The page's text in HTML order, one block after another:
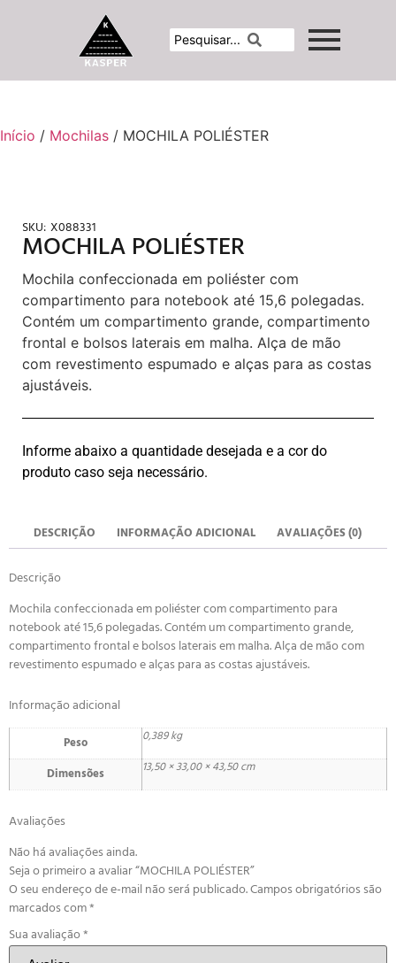
Início / Mochilas / MOCHILA POLIÉSTER
SKU: X088331
MOCHILA POLIÉSTER
Mochila confeccionada em poliéster com
compartimento para notebook até 15,6 polegadas.
Contém um compartimento grande, compartimento
frontal e bolsos laterais em malha. Alça de mão
com revestimento espumado e alças para as costas
ajustáveis.
Informe abaixo a quantidade desejada e a cor do
produto caso seja necessário.
DESCRIÇÃO INFORMAÇÃO ADICIONAL AVALIAÇÕES (0)
Descrição
Mochila confeccionada em poliéster com compartimento para
notebook até 15,6 polegadas. Contém um compartimento grande,
compartimento frontal e bolsos laterais em malha. Alça de mão com
revestimento espumado e alças para as costas ajustáveis.
Informação adicional
Peso 0,389 kg
Dimensões 13,50 × 33,00 × 43,50 cm
Avaliações
Não há avaliações ainda.
Seja o primeiro a avaliar “MOCHILA POLIÉSTER”
O seu endereço de e-mail não será publicado.Campos obrigatórios são
marcados com*
Sua avaliação*